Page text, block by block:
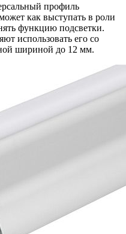
профиль
как выступать в роли
функцию подсветки.
использовать его со
шириной до 12 мм.